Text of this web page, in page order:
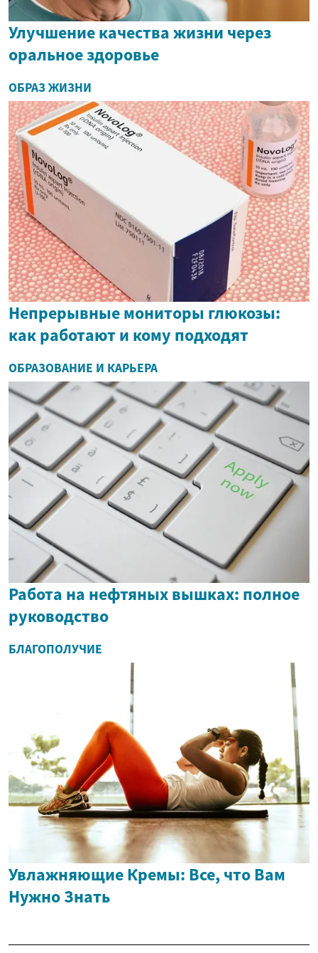
Улучшение качества жизни через
оральное здоровье
ОБРАЗ ЖИЗНИ
Непрерывные мониторы глюкозы:
как работают и кому подходят
ОБРАЗОВАНИЕ И КАРЬЕРА
Работа на нефтяных вышках: полное
руководство
БЛАГОПОЛУЧИЕ
Увлажняющие Кремы: Все, что Вам
Нужно Знать